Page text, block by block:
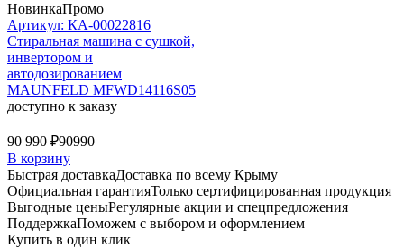
НовинкаПромо
Артикул: КА-00022816
Стиральная машина c сушкой,
инвертором и
автодозированием
MAUNFELD MFWD14116S05
доступно к заказу
90 990 ₽90990
В корзину
Быстрая доставкаДоставка по всему Крыму
Официальная гарантияТолько сертифицированная продукция
Выгодные ценыРегулярные акции и спецпредложения
ПоддержкаПоможем с выбором и оформлением
Купить в один клик